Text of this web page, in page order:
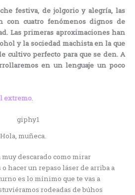
festiva, de jolgorio y alegría, las
con cuatro fenómenos dignos de
Las primeras aproximaciones han
y la sociedad machista en la que
cultivo perfecto para que se den. A
en un lenguaje un poco
extremo.
Hola, muñeca.
descarado como mirar
hacer un repaso láser de arriba a
es lo mínimo que te vas a
rodeadas de búhos